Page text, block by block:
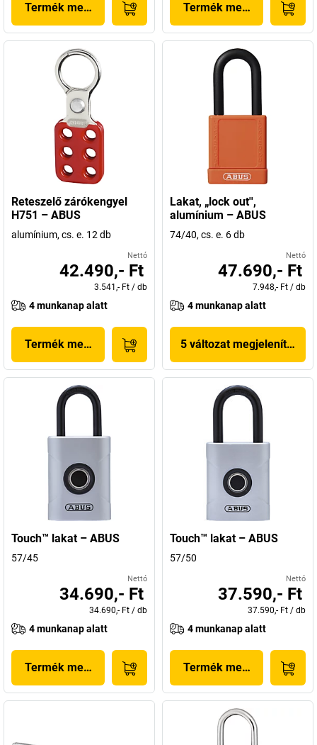
Termék megjelenítése Termék megjelenítése
Reteszelő zárókengyel
H751 – ABUS
alumínium, cs. e. 12 db
Nettó
42.490,- Ft
3.541,- Ft / db
4 munkanap alatt
Termék megjelenítése
Lakat, „lock out'',
alumínium – ABUS
74/40, cs. e. 6 db
Nettó
47.690,- Ft
7.948,- Ft / db
4 munkanap alatt
5 változat megjelenítése
Touch™ lakat – ABUS
57/45
Nettó
34.690,- Ft
34.690,- Ft / db
4 munkanap alatt
Termék megjelenítése
Touch™ lakat – ABUS
57/50
Nettó
37.590,- Ft
37.590,- Ft / db
4 munkanap alatt
Termék megjelenítése